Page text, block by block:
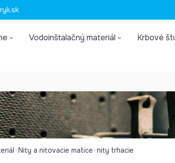
Vodoinštalačný materiál Krbové
Nity a nitovacie matice nity trhacie